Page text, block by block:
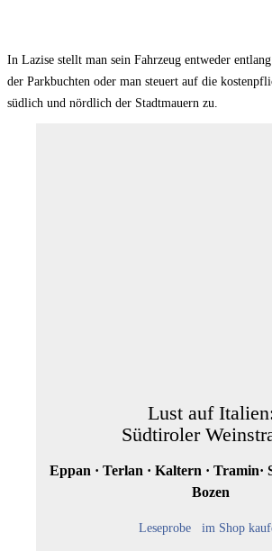
In Lazise stellt man sein Fahrzeug entweder
der Parkbuchten oder man steuert auf die
südlich und nördlich der Stadtmauern zu.
Lust auf
Südtiroler
Eppan · Terlan · Kaltern · Tramin·
Bozen
Leseprobe im Shop